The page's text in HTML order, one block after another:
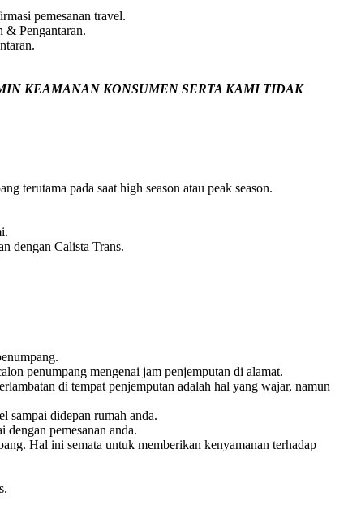
pemesanan travel.
& Pengantaran.
KEAMANAN KONSUMEN SERTA KAMI TIDAK
terutama pada saat high season atau peak season.
dengan Calista Trans.
penumpang mengenai jam penjemputan di alamat.
di tempat penjemputan adalah hal yang wajar, namun
sampai didepan rumah anda.
pemesanan anda.
Hal ini semata untuk memberikan kenyamanan terhadap